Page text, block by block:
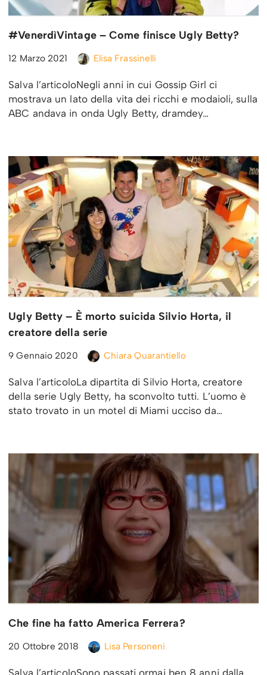
#VenerdìVintage – Come finisce Ugly Betty?
12 Marzo 2021 Elisa Frassinelli
Salva l’articoloNegli anni in cui Gossip Girl ci
mostrava un lato della vita dei ricchi e modaioli, sulla
ABC andava in onda Ugly Betty, dramdey…
Ugly Betty – È morto suicida Silvio Horta, il
creatore della serie
9 Gennaio 2020 Chiara Quarantiello
Salva l’articoloLa dipartita di Silvio Horta, creatore
della serie Ugly Betty, ha sconvolto tutti. L’uomo è
stato trovato in un motel di Miami ucciso da…
Che fine ha fatto America Ferrera?
20 Ottobre 2018 Lisa Personeni
Salva l’articoloSono passati ormai ben 8 anni dalla